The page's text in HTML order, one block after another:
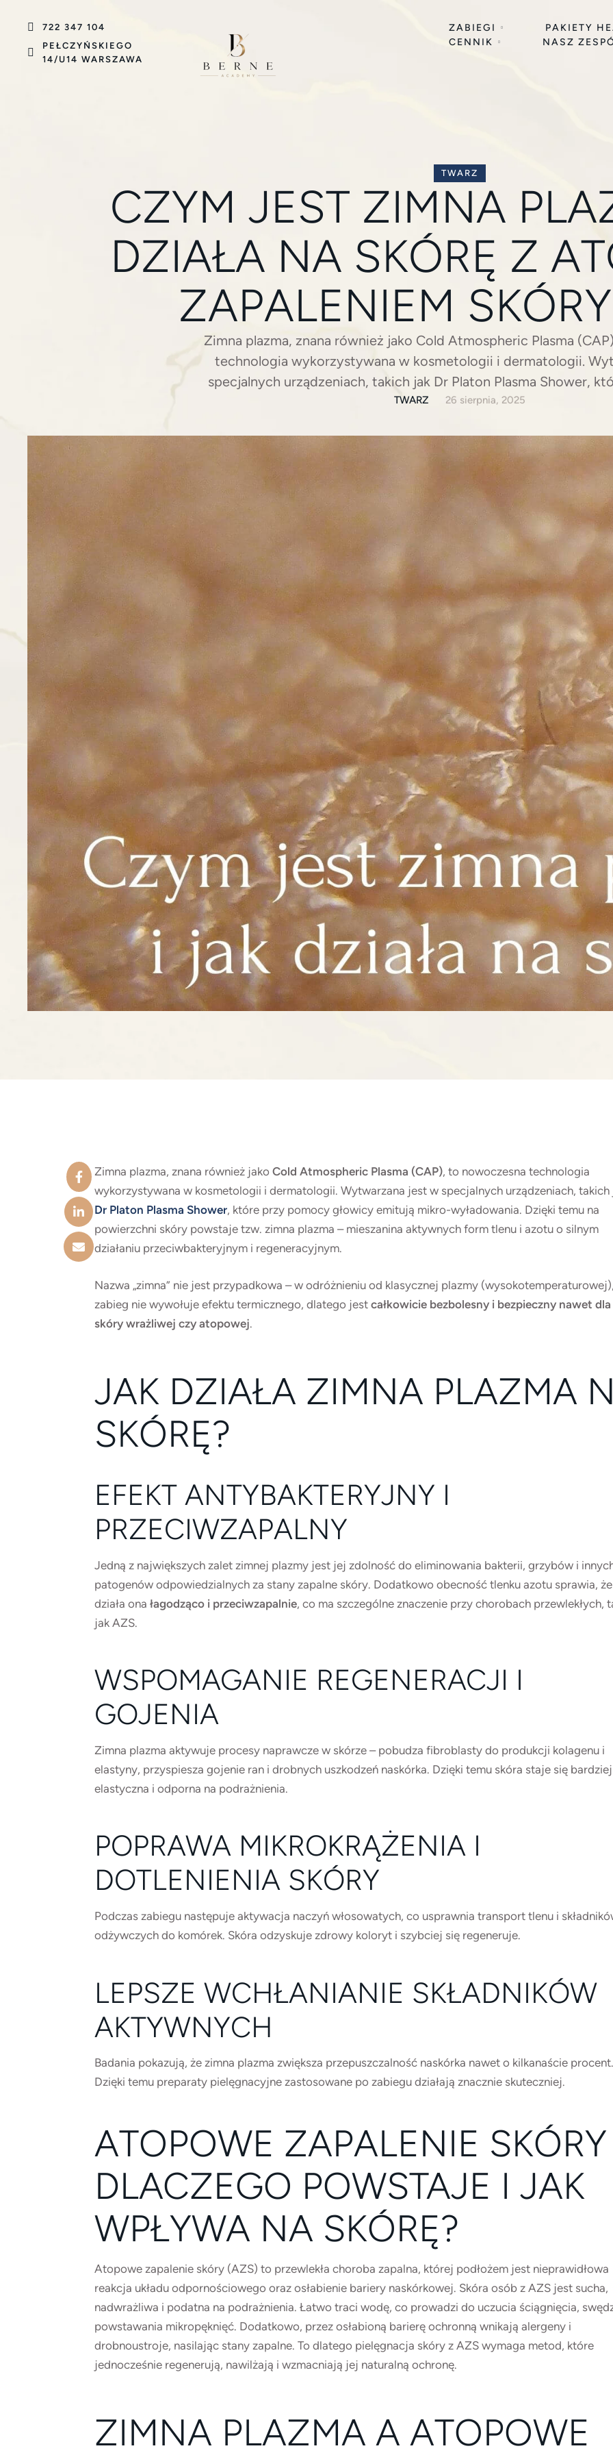
722 347 104
PEŁCZYŃSKIEGO
14/U14 WARSZAWA
ZABIEGI
PAKIETY
CENNIK
NASZ
TWARZ
CZYM JEST ZIMNA
DZIAŁA NA SKÓRĘ Z
ZAPALENIEM
Zimna plazma, znana również jako Cold Atmospheric Plasma
technologia wykorzystywana w kosmetologii i dermatologii.
specjalnych urządzeniach, takich jak Dr Platon Plasma Shower,
głowicy emitują mikro-wyładowania. Dzięki temu na powierzchni
przeciwbakteryjnym i regeneracyjnym. Nazwa „zimna” nie jest
odróżnieniu od klasycznej plazmy (wysokotemperaturowej), zabieg
termicznego, dlatego jest całkowicie bezbolesny i bezpieczny
czy atopowej. Jak działa zimna plazma na skórę? Efekt
Jedną z największych zalet zimnej plazmy jest jej zdolność do
grzybów i innych patogenów odpowiedzialnych za stany zapalne
obecność tlenku azotu sprawia, że działa ona łagodząco i
szczególne znaczenie przy chorobach przewlekłych, takich jak
regeneracji i gojenia Zimna plazma aktywuje procesy naprawcze
fibroblasty do produkcji kolagenu i elastyny, przyspiesza
uszkodzeń naskórka. Dzięki temu skóra staje się bardziej
podrażnienia. Poprawa mikrokrążenia i dotlenienia skóry Podczas
aktywacja naczyń włosowatych, co usprawnia transport tlenu i
do komórek. Skóra odzyskuje zdrowy koloryt i szybciej się
wchłanianie składników aktywnych Badania pokazują, że zimna
przepuszczalność naskórka nawet o kilkanaście procent. Dzięki
pielęgnacyjne zastosowane po zabiegu działają znacznie
skóry – dlaczego powstaje i jak wpływa na skórę? Atopowe
przewlekła choroba zapalna, której podłożem jest
TWARZ 26 sierpnia, 2025
Zimna plazma, znana również jako Cold Atmospheric Plasma (CAP), to nowoczesna technologia
wykorzystywana w kosmetologii i dermatologii. Wytwarzana jest w specjalnych urządzeniach, takich
Dr Platon Plasma Shower, które przy pomocy głowicy emitują mikro-wyładowania. Dzięki temu na
powierzchni skóry powstaje tzw. zimna plazma – mieszanina aktywnych form tlenu i azotu o silnym
działaniu przeciwbakteryjnym i regeneracyjnym.
Nazwa „zimna” nie jest przypadkowa – w odróżnieniu od klasycznej plazmy
zabieg nie wywołuje efektu termicznego, dlatego jest całkowicie bezbolesny i bezpieczny nawet dla
skóry wrażliwej czy atopowej.
JAK DZIAŁA ZIMNA PLAZMA
SKÓRĘ?
EFEKT ANTYBAKTERYJNY I
PRZECIWZAPALNY
Jedną z największych zalet zimnej plazmy jest jej zdolność do eliminowania bakterii, grzybów i
patogenów odpowiedzialnych za stany zapalne skóry. Dodatkowo obecność tlenku azotu sprawia, że
działa ona łagodząco i przeciwzapalnie, co ma szczególne znaczenie przy chorobach przewlekłych,
jak AZS.
WSPOMAGANIE REGENERACJI I
GOJENIA
Zimna plazma aktywuje procesy naprawcze w skórze – pobudza fibroblasty do produkcji kolagenu i
elastyny, przyspiesza gojenie ran i drobnych uszkodzeń naskórka. Dzięki temu skóra staje się bardziej
elastyczna i odporna na podrażnienia.
POPRAWA MIKROKRĄŻENIA I
DOTLENIENIA SKÓRY
Podczas zabiegu następuje aktywacja naczyń włosowatych, co usprawnia transport tlenu i
odżywczych do komórek. Skóra odzyskuje zdrowy koloryt i szybciej się regeneruje.
LEPSZE WCHŁANIANIE SKŁADNIKÓW
AKTYWNYCH
Badania pokazują, że zimna plazma zwiększa przepuszczalność naskórka nawet o kilkanaście procent.
Dzięki temu preparaty pielęgnacyjne zastosowane po zabiegu działają znacznie skuteczniej.
ATOPOWE ZAPALENIE
DLACZEGO POWSTAJE I JAK
WPŁYWA NA SKÓRĘ?
Atopowe zapalenie skóry (AZS) to przewlekła choroba zapalna, której podłożem jest nieprawidłowa
reakcja układu odpornościowego oraz osłabienie bariery naskórkowej. Skóra osób z AZS jest sucha,
nadwrażliwa i podatna na podrażnienia. Łatwo traci wodę, co prowadzi do uczucia ściągnięcia,
powstawania mikropęknięć. Dodatkowo, przez osłabioną barierę ochronną wnikają alergeny i
drobnoustroje, nasilając stany zapalne. To dlatego pielęgnacja skóry z AZS wymaga metod, które
jednocześnie regenerują, nawilżają i wzmacniają jej naturalną ochronę.
ZIMNA PLAZMA A ATOPOWE